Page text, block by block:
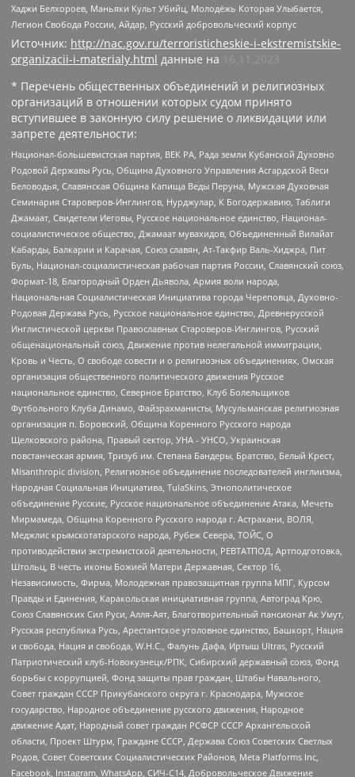
Хаджи Белхороев, Маньяки Культ Убийц, Молодёжь Которая Улыбается,
Легион Свобода России, Айдар, Русский добровольческий корпус
Источник: http://nac.gov.ru/terroristicheskie-i-ekstremistskie-
organizacii-i-materialy.html данные на
16.11.2023
* Перечень общественных объединений и религиозных
организаций в отношении которых судом принято
вступившее в законную силу решение о ликвидации или
запрете деятельности:
Национал-большевистская партия, ВЕК РА, Рада земли Кубанской Духовно
Родовой Державы Русь, Община Духовного Управления Асгардской Веси
Беловодья, Славянская Община Капища Веды Перуна, Мужская Духовная
Семинария Староверов-Инглингов, Нурджулар, К Богодержавию, Таблиги
Джамаат, Свидетели Иеговы, Русское национальное единство, Национал-
социалистическое общество, Джамаат мувахидов, Объединенный Вилайат
Кабарды, Балкарии и Карачая, Союз славян, Ат-Такфир Валь-Хиджра, Пит
Буль, Национал-социалистическая рабочая партия России, Славянский союз,
Формат-18, Благородный Орден Дьявола, Армия воли народа,
Национальная Социалистическая Инициатива города Череповца, Духовно-
Родовая Держава Русь, Русское национальное единство, Древнерусской
Инглистической церкви Православных Староверов-Инглингов, Русский
общенациональный союз, Движение против нелегальной иммиграции,
Кровь и Честь, О свободе совести и о религиозных объединениях, Омская
организация общественного политического движения Русское
национальное единство, Северное Братство, Клуб Болельщиков
Футбольного Клуба Динамо, Файзрахманисты, Мусульманская религиозная
организация п. Боровский, Община Коренного Русского народа
Щелковского района, Правый сектор, УНА - УНСО, Украинская
повстанческая армия, Тризуб им. Степана Бандеры, Братство, Белый Крест,
Misanthropic division, Религиозное объединение последователей инглиизма,
Народная Социальная Инициатива, TulaSkins, Этнополитическое
объединение Русские, Русское национальное объединение Атака, Мечеть
Мирмамеда, Община Коренного Русского народа г. Астрахани, ВОЛЯ,
Меджлис крымскотатарского народа, Рубеж Севера, ТОЙС, О
противодействии экстремистской деятельности, РЕВТАТПОД, Артподготовка,
Штольц, В честь иконы Божией Матери Державная, Сектор 16,
Независимость, Фирма, Молодежная правозащитная группа МПГ, Курсом
Правды и Единения, Каракольская инициативная группа, Автоград Крю,
Союз Славянских Сил Руси, Алля-Аят, Благотворительный пансионат Ак Умут,
Русская республика Русь, Арестантское уголовное единство, Башкорт, Нация
и свобода, Нация и свобода, W.H.С., Фалунь Дафа, Иртыш Ultras, Русский
Патриотический клуб-Новокузнецк/РПК, Сибирский державный союз, Фонд
борьбы с коррупцией, Фонд защиты прав граждан, Штабы Навального,
Совет граждан СССР Прикубанского округа г. Краснодара, Мужское
государство, Народное объединение русского движения, Народное
движение Адат, Народный совет граждан РСФСР СССР Архангельской
области, Проект Штурм, Граждане СССР, Держава Союз Советских Светлых
Родов, Совет Советских Социалистических Районов, Meta Platforms Inc,
Facebook, Instagram, WhatsApp, СИЧ-С14, Добровольческое Движение